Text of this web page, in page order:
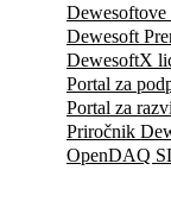
Dewesoftove
Dewesoft
DewesoftX
Portal za
Portal za
Priročnik
OpenDAQ